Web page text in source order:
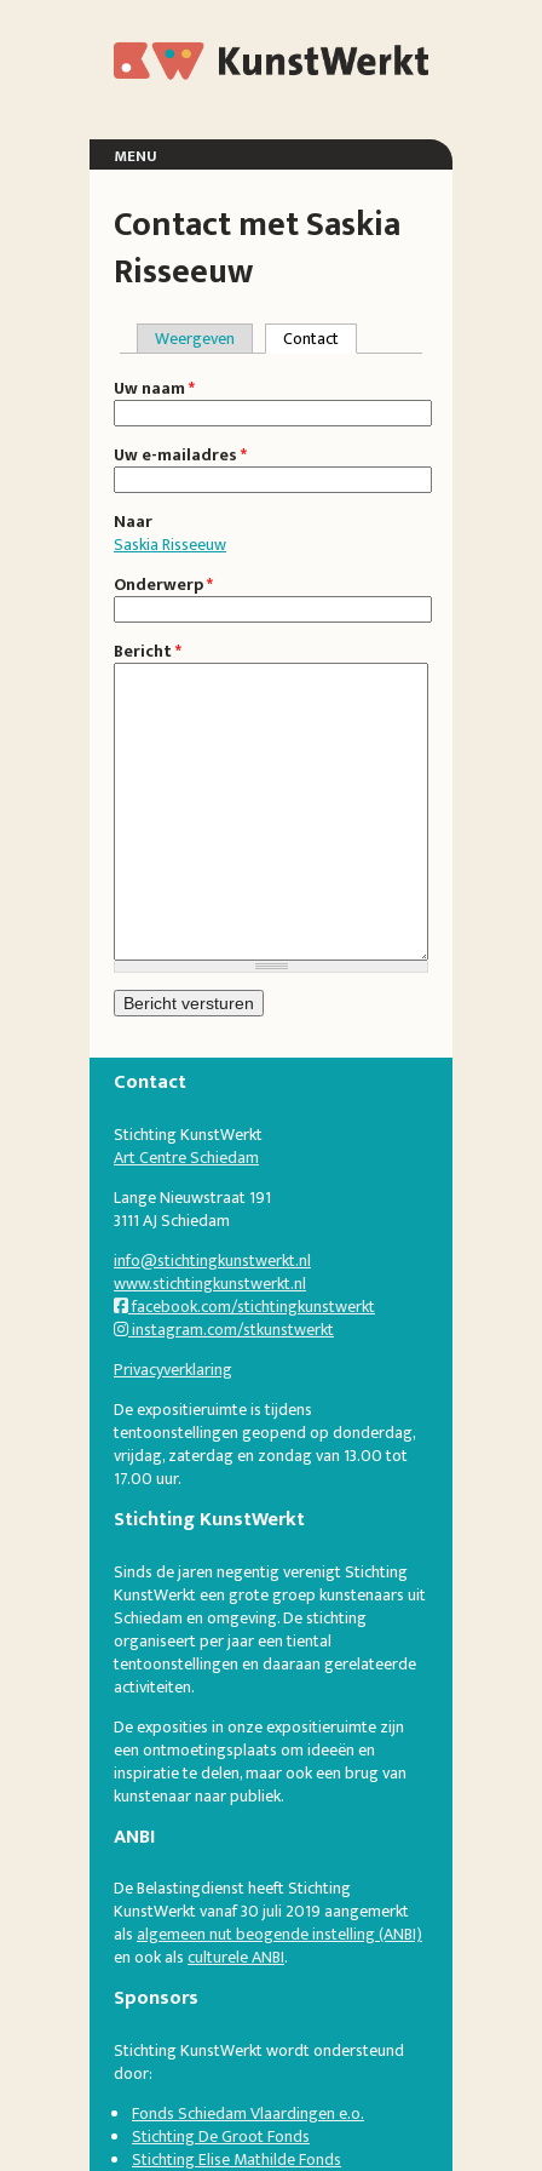
KunstWerkt
menu
exposities
organisatie
deelnemers
locatie
Contact met Saskia
Risseeuw
Primaire tabs
Weergeven Contact
Uw naam*
Uw e-mailadres*
Naar
Saskia Risseeuw
Onderwerp*
Bericht*
Contact
Stichting KunstWerkt
Art Centre Schiedam
Lange Nieuwstraat 191
3111 AJ Schiedam
info@stichtingkunstwerkt.nl
www.stichtingkunstwerkt.nl
facebook.com/stichtingkunstwerkt
instagram.com/stkunstwerkt
Privacyverklaring
De expositieruimte is tijdens
tentoonstellingen geopend op donderdag,
vrijdag, zaterdag en zondag van 13.00 tot
17.00 uur.
Stichting KunstWerkt
Sinds de jaren negentig verenigt Stichting
KunstWerkt een grote groep kunstenaars uit
Schiedam en omgeving. De stichting
organiseert per jaar een tiental
tentoonstellingen en daaraan gerelateerde
activiteiten.
De exposities in onze expositieruimte zijn
een ontmoetingsplaats om ideeën en
inspiratie te delen, maar ook een brug van
kunstenaar naar publiek.
ANBI
De Belastingdienst heeft Stichting
KunstWerkt vanaf 30 juli 2019 aangemerkt
alsalgemeen nut beogende instelling (ANBI)
en ook alsculturele ANBI.
Sponsors
Stichting KunstWerkt wordt ondersteund
door:
Fonds Schiedam Vlaardingen e.o.
Stichting De Groot Fonds
Stichting Elise Mathilde Fonds